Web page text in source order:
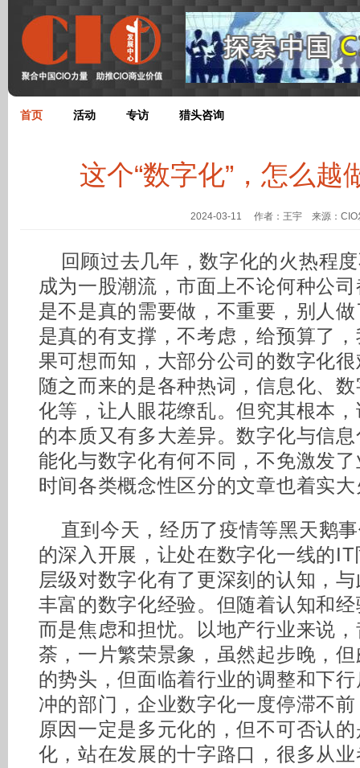
首页 活动 专访 猎头咨询
这个“数字化”，怎么越
2024-03-11 作者：王宇 来源：CIO
回顾过去几年，数字化的火热程
成为一股潮流，市面上不论何种公
是不是真的需要做，不重要，别人
是真的有支撑，不考虑，给预算了
果可想而知，大部分公司的数字化
随之而来的是各种热词，信息化、
化等，让人眼花缭乱。但究其根本
的本质又有多大差异。数字化与信
能化与数字化有何不同，不免激发
时间各类概念性区分的文章也着实
直到今天，经历了疫情等黑天鹅
的深入开展，让处在数字化一线的
层级对数字化有了更深刻的认知，
丰富的数字化经验。但随着认知和
而是焦虑和担忧。以地产行业来说
荼，一片繁荣景象，虽然起步晚，
的势头，但面临着行业的调整和下
冲的部门，企业数字化一度停滞不
原因一定是多元化的，但不可否认
化，站在发展的十字路口，很多从